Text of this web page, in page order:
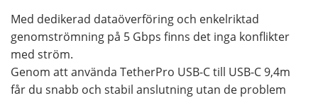
Med dedikerad dataöverföring och enkelriktad
genomströmning på 5 Gbps finns det inga konflikter
med ström.
Genom att använda TetherPro USB-C till USB-C 9,4m
får du snabb och stabil anslutning utan de problem